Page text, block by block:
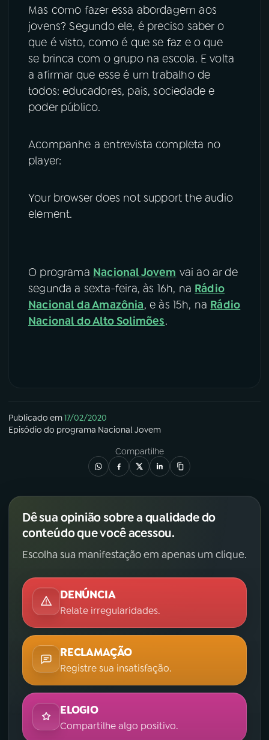
Mas como fazer essa abordagem aos
jovens? Segundo ele, é preciso saber o
que é visto, como é que se faz e o que
se brinca com o grupo na escola. E volta
a afirmar que esse é um trabalho de
todos: educadores, pais, sociedade e
poder público.
Acompanhe a entrevista completa no
player:
Your browser does not support the audio
element.
O programa Nacional Jovem vai ao ar de
segunda a sexta-feira, às 16h, na Rádio
Nacional da Amazônia, e às 15h, na Rádio
Nacional do Alto Solimões.
Publicado em17/02/2020
Episódio do programa Nacional Jovem
Compartilhe
Dê sua opinião sobre a qualidade do
conteúdo que você acessou.
Escolha sua manifestação em apenas um clique.
DENÚNCIA
Relate irregularidades.
RECLAMAÇÃO
Registre sua insatisfação.
ELOGIO
Compartilhe algo positivo.